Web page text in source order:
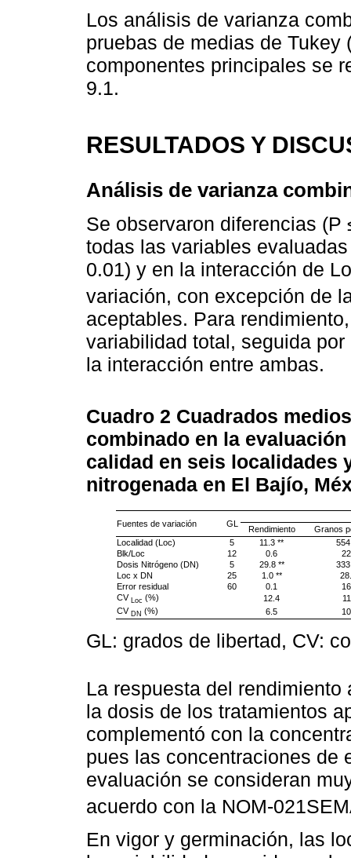
Los análisis de varianza
pruebas de medias de
componentes principales se
9.1.
RESULTADOS Y
Análisis de varianza
Se observaron diferencias
todas las variables
0.01) y en la interacción de
variación, con excepción de
aceptables. Para
variabilidad total, seguida
la interacción entre ambas.
Cuadro 2 Cuadrados
combinado en la
calidad en seis localidades
nitrogenada en El Bajío,
Fuentes de variación GL
Rendimiento
Granos
Localidad (Loc)
5 11.3 **
Blk/Loc
12 0.6
Dosis Nitrógeno (DN)
5 29.8 **
Loc x DN
25 1.0 **
Error residual
60 0.1
CV Loc (%) 12.4
CV DN (%) 6.5
GL: grados de libertad, CV:
La respuesta del
la dosis de los tratamientos
complementó con la
pues las concentraciones de
evaluación se consideran
acuerdo con la NOM-
En vigor y germinación, las